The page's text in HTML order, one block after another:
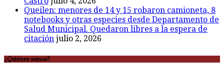
Queilen: menores de 14 y 15 robaron camioneta, 8
notebooks y otras especies desde Departamento de
Salud Municipal. Quedaron libres a la espera de
citación julio 2, 2026
¿Quiénes somos?